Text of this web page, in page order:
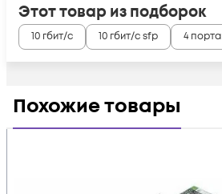
Этот товар из подборок
10 гбит/с 10 гбит/с sfp 4 порта
Похожие товары